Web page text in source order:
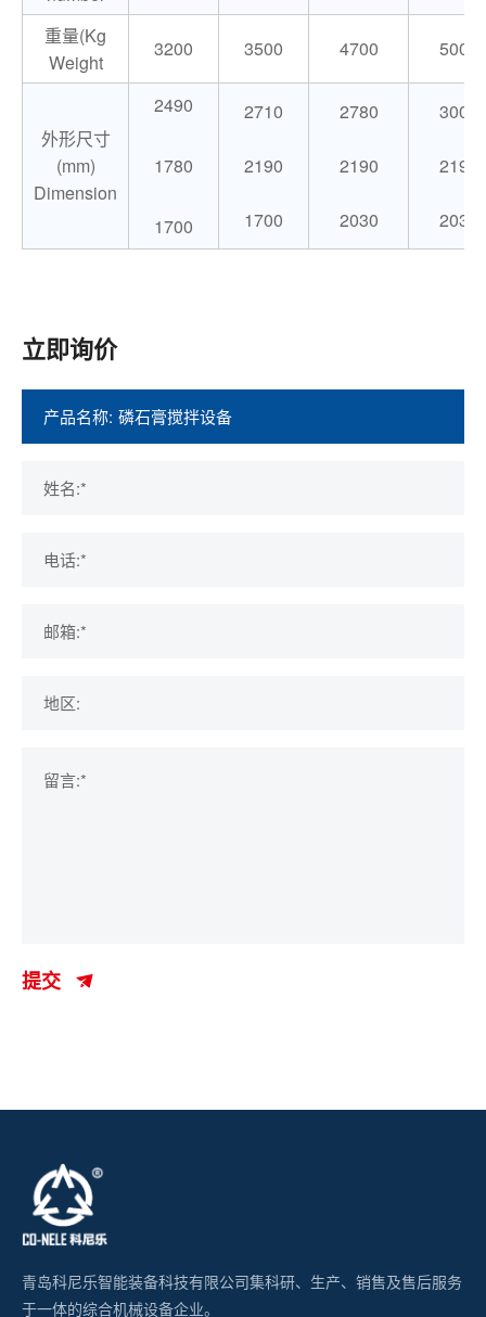
重量(Kg
Weight
3200 3500 4700 5000
外形尺寸
(mm)
Dimension
2490
1780
1700
2710
2190
1700
2780
2190
2030
3000
2190
2030
立即询价
产品名称:
姓名:*
电话:*
邮箱:*
地区:
留言:*
提交
青岛科尼乐智能装备科技有限公司集科研、生产、销售及售后服务
于一体的综合机械设备企业。